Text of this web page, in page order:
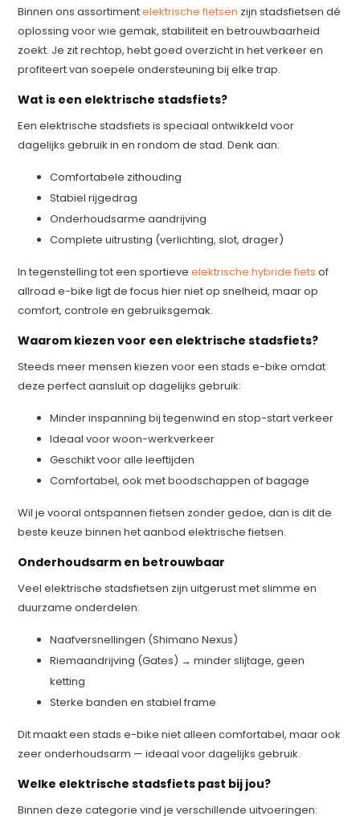
Binnen ons assortimentelektrische fietsen zijn stadsfietsen dé
oplossing voor wie gemak, stabiliteit en betrouwbaarheid
zoekt. Je zit rechtop, hebt goed overzicht in het verkeer en
profiteert van soepele ondersteuning bij elke trap.
Wat is een elektrische stadsfiets?
Een elektrische stadsfiets is speciaal ontwikkeld voor
dagelijks gebruik in en rondom de stad. Denk aan:
Comfortabele zithouding
Stabiel rijgedrag
Onderhoudsarme aandrijving
Complete uitrusting (verlichting, slot, drager)
In tegenstelling tot een sportieveelektrische hybride fiets of
allroad e-bike ligt de focus hier niet op snelheid, maar op
comfort, controle en gebruiksgemak.
Waarom kiezen voor een elektrische stadsfiets?
Steeds meer mensen kiezen voor een stads e-bike omdat
deze perfect aansluit op dagelijks gebruik:
Minder inspanning bij tegenwind en stop-start verkeer
Ideaal voor woon-werkverkeer
Geschikt voor alle leeftijden
Comfortabel, ook met boodschappen of bagage
Wil je vooral ontspannen fietsen zonder gedoe, dan is dit de
beste keuze binnen het aanbod elektrische fietsen.
Onderhoudsarm en betrouwbaar
Veel elektrische stadsfietsen zijn uitgerust met slimme en
duurzame onderdelen:
Naafversnellingen (Shimano Nexus)
Riemaandrijving (Gates) → minder slijtage, geen
ketting
Sterke banden en stabiel frame
Dit maakt een stads e-bike niet alleen comfortabel, maar ook
zeer onderhoudsarm — ideaal voor dagelijks gebruik.
Welke elektrische stadsfiets past bij jou?
Binnen deze categorie vind je verschillende uitvoeringen: